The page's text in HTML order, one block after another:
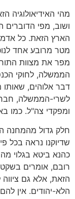
מהי
ושוב, מפי הדוברים
הארץ הזאת. כל
מטר מרובע אחד
מפר את מצוות
הממשלה, לחוקי
דבר אלוהים,
לשרי-הממשלה,
ומפקדי צה"ל. כמו
חלק גדול מהמחנה
שדיוקנו נראה בכל
כהנא ביטא בגלוי
רובם, אומרים
הזאת, אלא גם
הלא-יהודים. אין